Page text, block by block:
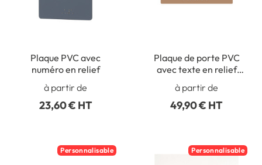
Plaque PVC avec
numéro en relief
à partir de
23,60 € HT
Plaque de porte PVC
avec texte en relief
personnalisable - H 80 x
L 200 mm
à partir de
49,90 € HT
Personnalisable Personnalisable